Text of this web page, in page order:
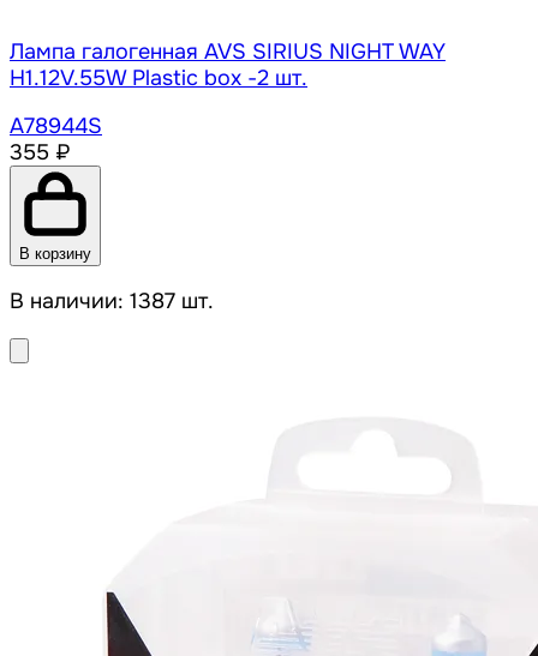
Лампа галогенная AVS SIRIUS NIGHT WAY
H1.12V.55W Plastic box -2 шт.
A78944S
355 ₽
В корзину
В наличии: 1387 шт.